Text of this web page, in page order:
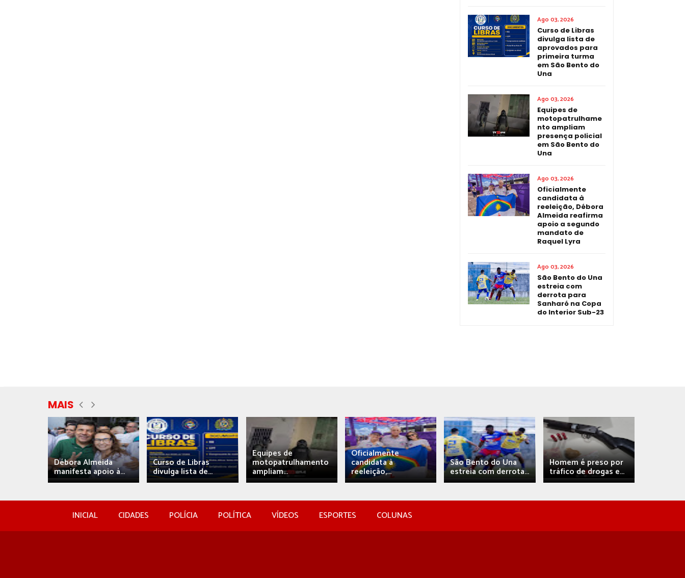
Ago 03, 2026
Curso de Libras
divulga lista de
aprovados para
primeira turma
em São Bento do
Una
Ago 03, 2026
Equipes de
motopatrulhame
nto ampliam
presença policial
em São Bento do
Una
Ago 03, 2026
Oficialmente
candidata à
reeleição, Débora
Almeida reafirma
apoio a segundo
mandato de
Raquel Lyra
Ago 03, 2026
São Bento do Una
estreia com
derrota para
Sanharó na Copa
do Interior Sub-23
MAIS
Débora Almeida
manifesta apoio à...
Curso de Libras
divulga lista de...
Equipes de
motopatrulhamento
ampliam...
Oficialmente
candidata à
reeleição,...
São Bento do Una
estreia com derrota...
Homem é preso por
tráfico de drogas e...
INICIAL CIDADES POLÍCIA POLÍTICA VÍDEOS ESPORTES COLUNAS